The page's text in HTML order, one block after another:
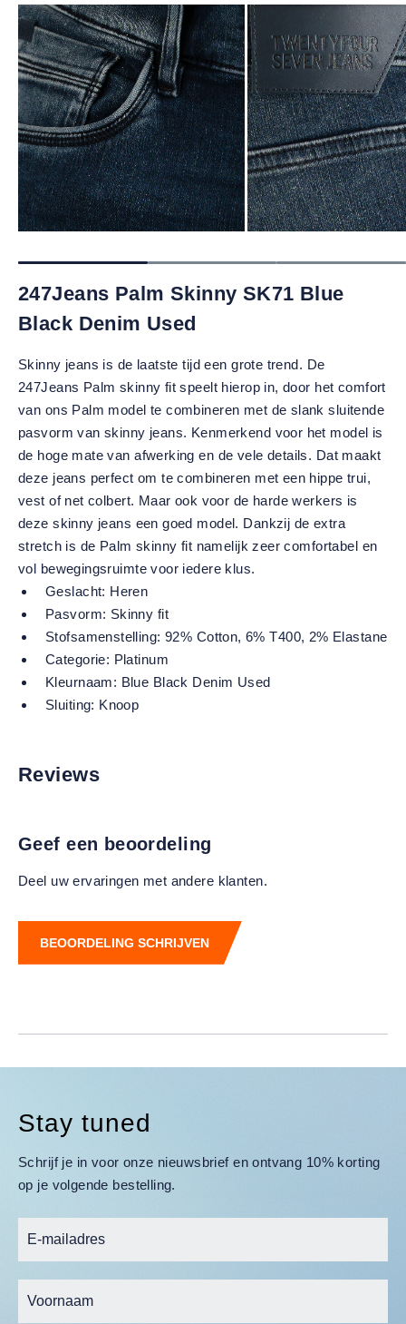
247Jeans Palm Skinny SK71 Blue
Black Denim Used
Skinny jeans is de laatste tijd een grote trend. De
247Jeans Palm skinny fit speelt hierop in, door het comfort
van ons Palm model te combineren met de slank sluitende
pasvorm van skinny jeans. Kenmerkend voor het model is
de hoge mate van afwerking en de vele details. Dat maakt
deze jeans perfect om te combineren met een hippe trui,
vest of net colbert. Maar ook voor de harde werkers is
deze skinny jeans een goed model. Dankzij de extra
stretch is de Palm skinny fit namelijk zeer comfortabel en
vol bewegingsruimte voor iedere klus.
Geslacht: Heren
Pasvorm: Skinny fit
Stofsamenstelling: 92% Cotton, 6% T400, 2% Elastane
Categorie: Platinum
Kleurnaam: Blue Black Denim Used
Sluiting: Knoop
Reviews
Geef een beoordeling
Deel uw ervaringen met andere klanten.
BEOORDELING SCHRIJVEN
Stay tuned
Schrijf je in voor onze nieuwsbrief en ontvang 10% korting
op je volgende bestelling.